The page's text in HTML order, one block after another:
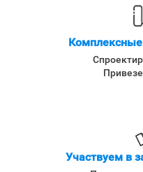
Участвуем в